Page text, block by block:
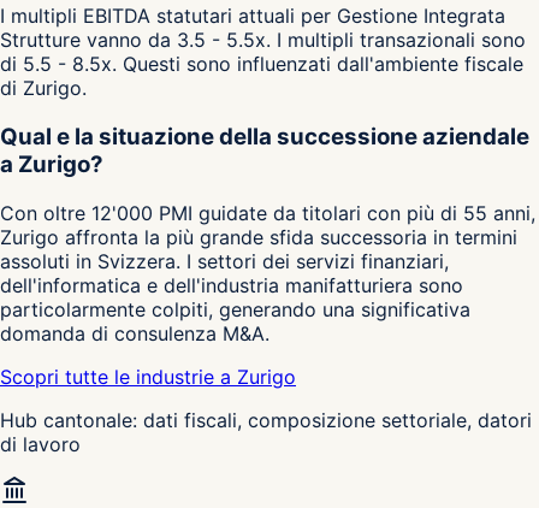
I multipli EBITDA statutari attuali per Gestione Integrata
Strutture vanno da 3.5 - 5.5x. I multipli transazionali sono
di 5.5 - 8.5x. Questi sono influenzati dall'ambiente fiscale
di Zurigo.
Qual e la situazione della successione aziendale
a Zurigo?
Con oltre 12'000 PMI guidate da titolari con più di 55 anni,
Zurigo affronta la più grande sfida successoria in termini
assoluti in Svizzera. I settori dei servizi finanziari,
dell'informatica e dell'industria manifatturiera sono
particolarmente colpiti, generando una significativa
domanda di consulenza M&A.
Scopri tutte le industrie a Zurigo
Hub cantonale: dati fiscali, composizione settoriale, datori
di lavoro